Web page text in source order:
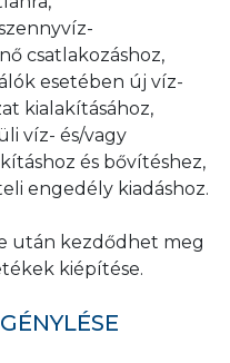
csatlakozáshoz,
esetében új víz-
kialakításához,
víz- és/vagy
és bővítéshez,
engedély kiadáshoz.
után kezdődhet meg
kiépítése.